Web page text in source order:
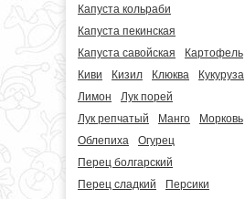
Капуста кольраби
Капуста пекинская
Капуста савойская
Картофель
Киви
Кизил Клюква
Кукуруза
Лимон
Лук порей
Лук репчатый
Манго
Морковь
Облепиха
Огурец
Перец болгарский
Перец сладкий
Персики